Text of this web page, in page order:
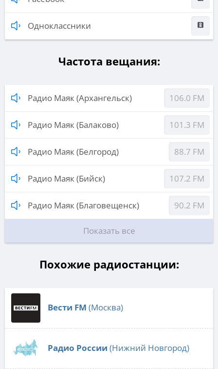
Одноклассники
Частота вещания:
Радио Маяк (Архангельск) 106.0 FM
Радио Маяк (Балаково) 101.3 FM
Радио Маяк (Белгород) 88.7 FM
Радио Маяк (Бийск) 107.2 FM
Радио Маяк (Благовещенск) 90.2 FM
Показать все
Похожие радиостанции:
Вести FM (Москва)
Радио России (Нижний Новгород)